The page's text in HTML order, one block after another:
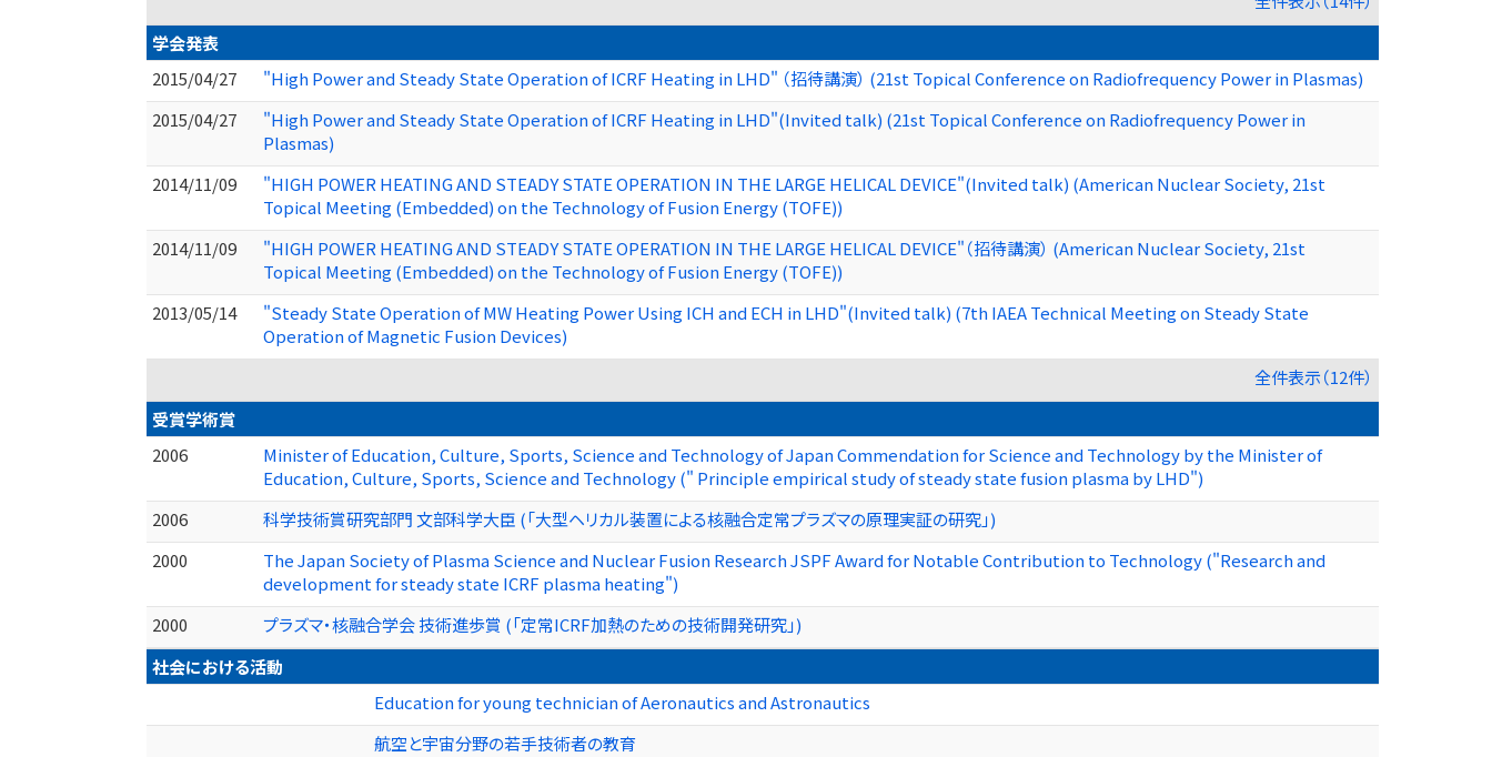
学会発表
2015/04/27
"High Power and Steady State Operation of ICRF Heating in LHD" （招待講演） (21st Topical Conference on Radiofrequency Power in Plasmas)
2015/04/27
"High Power and Steady State Operation of ICRF Heating in LHD"(Invited talk) (21st Topical Conference on Radiofrequency Power in
Plasmas)
2014/11/09
"HIGH POWER HEATING AND STEADY STATE OPERATION IN THE LARGE HELICAL DEVICE"(Invited talk) (American Nuclear Society, 21st
Topical Meeting (Embedded) on the Technology of Fusion Energy (TOFE))
2014/11/09
"HIGH POWER HEATING AND STEADY STATE OPERATION IN THE LARGE HELICAL DEVICE"（招待講演） (American Nuclear Society, 21st
Topical Meeting (Embedded) on the Technology of Fusion Energy (TOFE))
2013/05/14
"Steady State Operation of MW Heating Power Using ICH and ECH in LHD"(Invited talk) (7th IAEA Technical Meeting on Steady State
Operation of Magnetic Fusion Devices)
全件表示（12件）
受賞学術賞
2006
Minister of Education, Culture, Sports, Science and Technology of Japan Commendation for Science and Technology by the Minister of
Education, Culture, Sports, Science and Technology (" Principle empirical study of steady state fusion plasma by LHD")
2006
科学技術賞研究部門 文部科学大臣 (「大型ヘリカル装置による核融合定常プラズマの原理実証の研究」)
2000
The Japan Society of Plasma Science and Nuclear Fusion Research JSPF Award for Notable Contribution to Technology ("Research and
development for steady state ICRF plasma heating")
2000
プラズマ・核融合学会 技術進歩賞 (「定常ICRF加熱のための技術開発研究」)
社会における活動
Education for young technician of Aeronautics and Astronautics
航空と宇宙分野の若手技術者の教育